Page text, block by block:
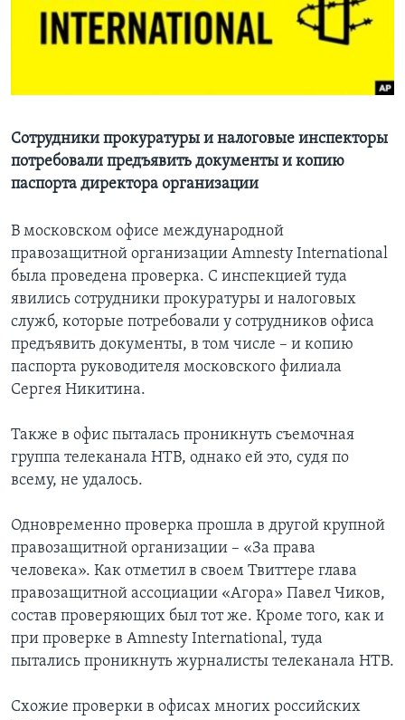
Learning English
Языки
Сотрудники прокуратуры и налоговые инспекторы
потребовали предъявить документы и копию
паспорта директора организации
В московском офисе международной
правозащитной организации Amnesty International
была проведена проверка. С инспекцией туда
явились сотрудники прокуратуры и налоговых
служб, которые потребовали у сотрудников офиса
предъявить документы, в том числе – и копию
паспорта руководителя московского филиала
Сергея Никитина.
Также в офис пыталась проникнуть съемочная
группа телеканала НТВ, однако ей это, судя по
всему, не удалось.
Одновременно проверка прошла в другой крупной
правозащитной организации – «За права
человека». Как отметил в своем Твиттере глава
правозащитной ассоциации «Агора» Павел Чиков,
состав проверяющих был тот же. Кроме того, как и
при проверке в Amnesty International, туда
пытались проникнуть журналисты телеканала НТВ.
Схожие проверки в офисах многих российских